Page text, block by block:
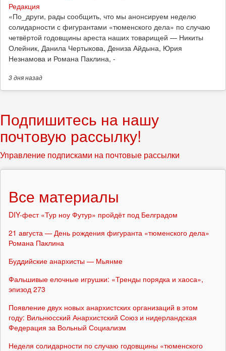
Редакция
​«По_други, рады сообщить, что мы анонсируем неделю
солидарности с фигурантами «тюменского дела» по случаю
четвёртой годовщины ареста наших товарищей — Никиты
Олейник, Данила Чертыкова, Дениза Айдына, Юрия
Незнамова и Романа Паклина, -
3 дняназад
Подпишитесь на нашу
почтовую рассылку!
Управление подписками на почтовые рассылки
Все материалы
DIY-фест «Тур ноу Футур» пройдёт под Белградом
21 августа — День рождения фигуранта «тюменского дела»
Романа Паклина
Буддийские анархисты — Мьянме
Фальшивые елочные игрушки: «Тренды порядка и хаоса»,
эпизод 273
Появление двух новых анархистских организаций в этом
году: Вильнюсский Анархистский Союз и нидерландская
Федерация за Вольный Социализм
Неделя солидарности по случаю годовщины «тюменского